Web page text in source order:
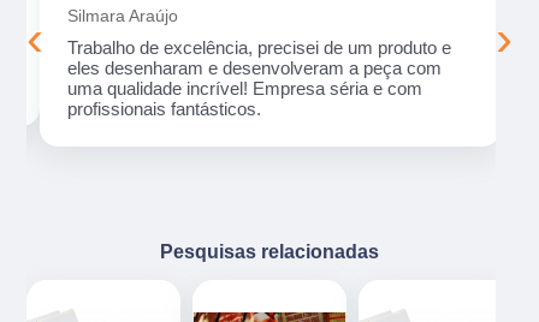
Silmara Araújo
Trabalho de excelência, precisei de um produto e
eles desenharam e desenvolveram a peça com
uma qualidade incrível! Empresa séria e com
profissionais fantásticos.
‹ ›
Pesquisas relacionadas